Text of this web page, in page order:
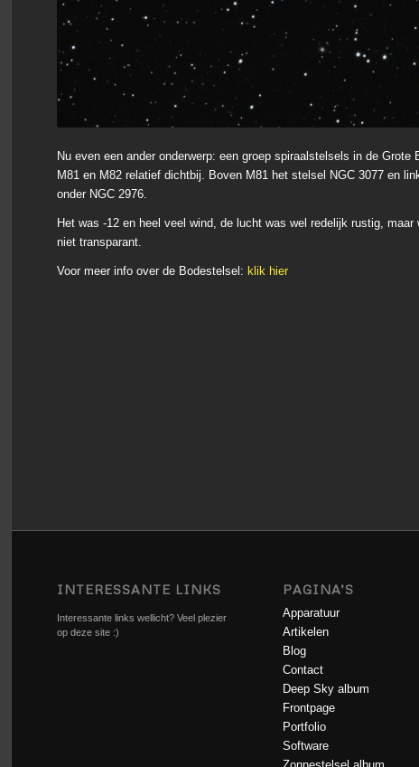
Nu even een ander onderwerp: een groep spiraalstelsels in de Grote
M81 en M82 relatief dichtbij. Boven M81 het stelsel NGC 3077 en
onder NGC 2976.
Het was -12 en heel veel wind, de lucht was wel redelijk rustig, maar
niet transparant.
Voor meer info over de Bodestelsel: klik hier
INTERESSANTE LINKS
Interessante links wellicht? Veel plezier
op deze site :)
PAGINA’S
Apparatuur
Artikelen
Blog
Contact
Deep Sky album
Frontpage
Portfolio
Software